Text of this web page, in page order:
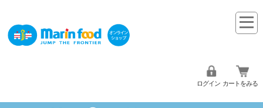
ログイン カートをみる